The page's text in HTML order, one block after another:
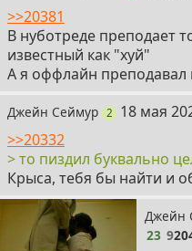
>>20381
В нуботреде преподает
известный как "хуй"
А я оффлайн преподавал
Джейн Сеймур 2поста
22
18 мая
>>20332
> то пиздил буквально
Крыса, тебя бы найти и
Джейн
23 9